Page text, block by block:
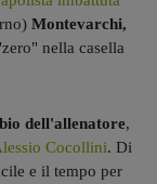
Montevarchi,
nella casella
dell'allenatore,
Cocollini. Di
e il tempo per